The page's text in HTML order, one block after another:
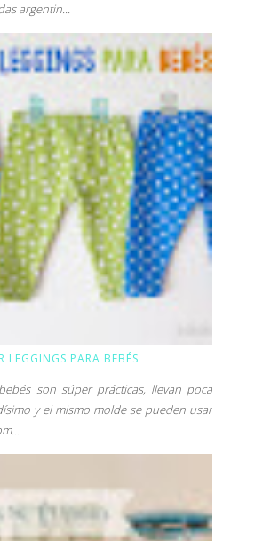
argentin...
LEGGINGS PARA BEBÉS
son súper prácticas, llevan poca
y el mismo molde se pueden usar